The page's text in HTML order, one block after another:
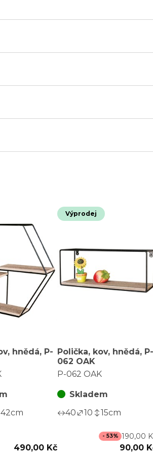
hnědá, P-
42cm
490,00 Kč
Výprodej
Polička, kov, hnědá, P-
062 OAK
P-062 OAK
Skladem
40
10 15cm
- 53% 190,00
90,00